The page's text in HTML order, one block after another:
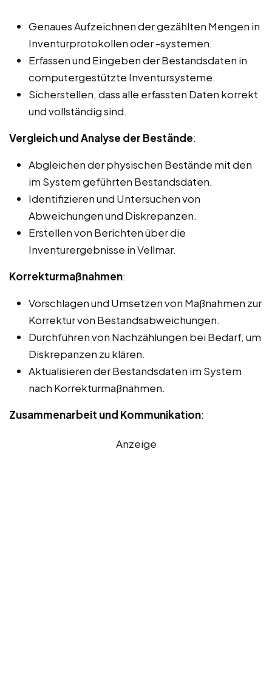
Genaues Aufzeichnen der gezählten Mengen in
Inventurprotokollen oder -systemen.
Erfassen und Eingeben der Bestandsdaten in
computergestützte Inventursysteme.
Sicherstellen, dass alle erfassten Daten korrekt
und vollständig sind.
Vergleich und Analyse der Bestände:
Abgleichen der physischen Bestände mit den
im System geführten Bestandsdaten.
Identifizieren und Untersuchen von
Abweichungen und Diskrepanzen.
Erstellen von Berichten über die
Inventurergebnisse in Vellmar.
Korrekturmaßnahmen:
Vorschlagen und Umsetzen von Maßnahmen zur
Korrektur von Bestandsabweichungen.
Durchführen von Nachzählungen bei Bedarf, um
Diskrepanzen zu klären.
Aktualisieren der Bestandsdaten im System
nach Korrekturmaßnahmen.
Zusammenarbeit und Kommunikation:
Anzeige